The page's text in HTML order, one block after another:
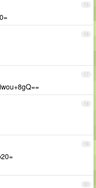
15
16
17
18
19
20